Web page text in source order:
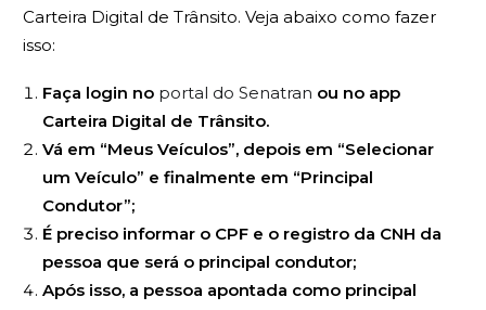
Carteira Digital de Trânsito. Veja abaixo como fazer
isso:
Faça login no portal do Senatran ou no app
Carteira Digital de Trânsito.
Vá em “Meus Veículos”, depois em “Selecionar
um Veículo” e finalmente em “Principal
Condutor”;
É preciso informar o CPF e o registro da CNH da
pessoa que será o principal condutor;
Após isso, a pessoa apontada como principal